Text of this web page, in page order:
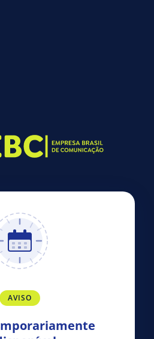
AVISO